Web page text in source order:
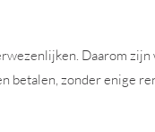
Daarom
betalen, zonder enige